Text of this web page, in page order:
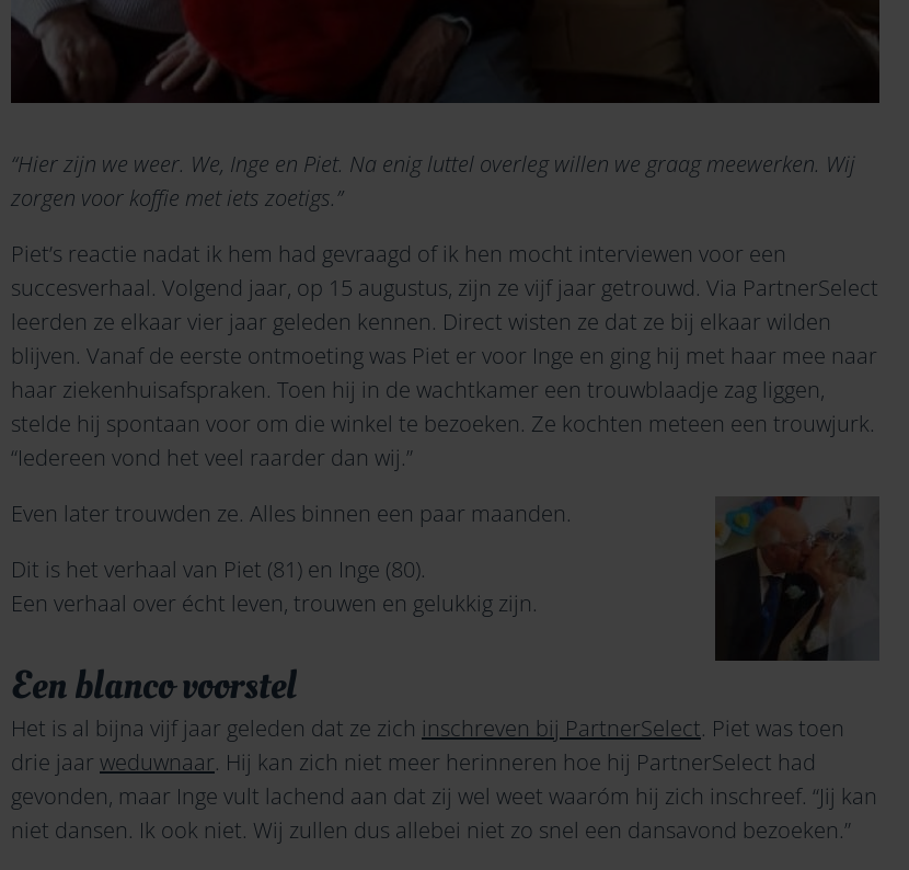
“Hier zijn we weer. We, Inge en Piet. Na enig luttel overleg willen we graag meewerken. Wij
zorgen voor koffie met iets zoetigs.”
Piet’s reactie nadat ik hem had gevraagd of ik hen mocht interviewen voor een
succesverhaal. Volgend jaar, op 15 augustus, zijn ze vijf jaar getrouwd. Via PartnerSelect
leerden ze elkaar vier jaar geleden kennen. Direct wisten ze dat ze bij elkaar wilden
blijven. Vanaf de eerste ontmoeting was Piet er voor Inge en ging hij met haar mee naar
haar ziekenhuisafspraken. Toen hij in de wachtkamer een trouwblaadje zag liggen,
stelde hij spontaan voor om die winkel te bezoeken. Ze kochten meteen een trouwjurk.
“Iedereen vond het veel raarder dan wij.”
Even later trouwden ze. Alles binnen een paar maanden.
Dit is het verhaal van Piet (81) en Inge (80).
Een verhaal over écht leven, trouwen en gelukkig zijn.
Een blanco voorstel
Het is al bijna vijf jaar geleden dat ze zich inschreven bij PartnerSelect. Piet was toen
drie jaar weduwnaar. Hij kan zich niet meer herinneren hoe hij PartnerSelect had
gevonden, maar Inge vult lachend aan dat zij wel weet waaróm hij zich inschreef. “Jij kan
niet dansen. Ik ook niet. Wij zullen dus allebei niet zo snel een dansavond bezoeken.”